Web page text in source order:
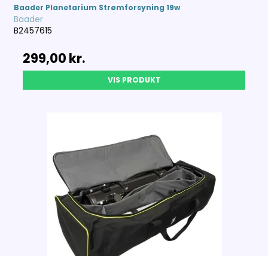
Baader Planetarium Strømforsyning 19w
Baader
B2457615
299,00 kr.
VIS PRODUKT